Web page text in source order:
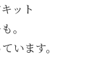
ット
。
います。